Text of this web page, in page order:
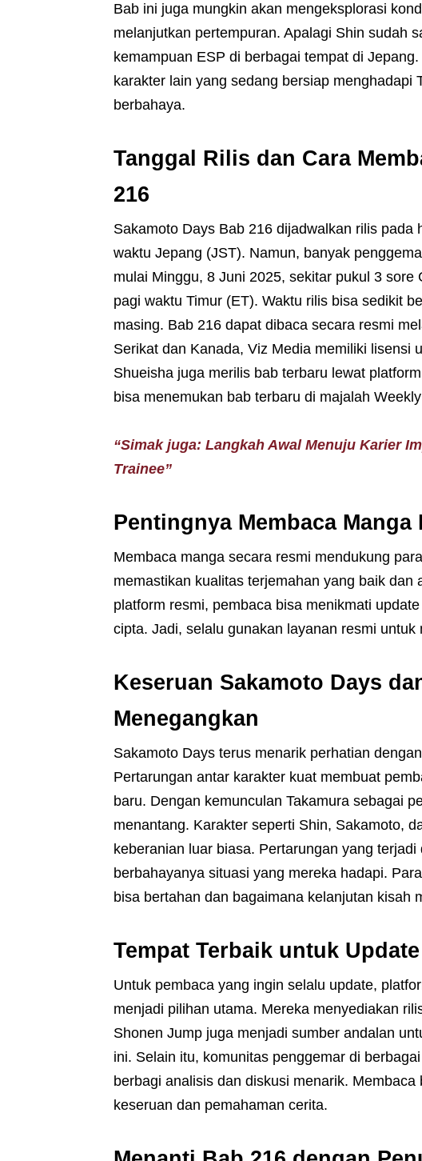
Bab ini juga mungkin akan mengeksplorasi
melanjutkan pertempuran. Apalagi Shin sudah
kemampuan ESP di berbagai tempat di
karakter lain yang sedang bersiap menghadapi
berbahaya.
Tanggal Rilis dan Cara
216
Sakamoto Days Bab 216 dijadwalkan rilis pada
waktu Jepang (JST). Namun, banyak
mulai Minggu, 8 Juni 2025, sekitar pukul 3
pagi waktu Timur (ET). Waktu rilis bisa sedikit
masing. Bab 216 dapat dibaca secara resmi
Serikat dan Kanada, Viz Media memiliki lisensi
Shueisha juga merilis bab terbaru lewat
bisa menemukan bab terbaru di majalah
“Simak juga: Langkah Awal Menuju Karier
Trainee”
Pentingnya Membaca Manga
Membaca manga secara resmi mendukung
memastikan kualitas terjemahan yang baik
platform resmi, pembaca bisa menikmati
cipta. Jadi, selalu gunakan layanan resmi
Keseruan Sakamoto Days
Menegangkan
Sakamoto Days terus menarik perhatian
Pertarungan antar karakter kuat membuat
baru. Dengan kemunculan Takamura sebagai
menantang. Karakter seperti Shin, Sakamoto,
keberanian luar biasa. Pertarungan yang
berbahayanya situasi yang mereka hadapi.
bisa bertahan dan bagaimana kelanjutan kisah
Tempat Terbaik untuk
Untuk pembaca yang ingin selalu update,
menjadi pilihan utama. Mereka menyediakan
Shonen Jump juga menjadi sumber andalan
ini. Selain itu, komunitas penggemar di
berbagi analisis dan diskusi menarik.
keseruan dan pemahaman cerita.